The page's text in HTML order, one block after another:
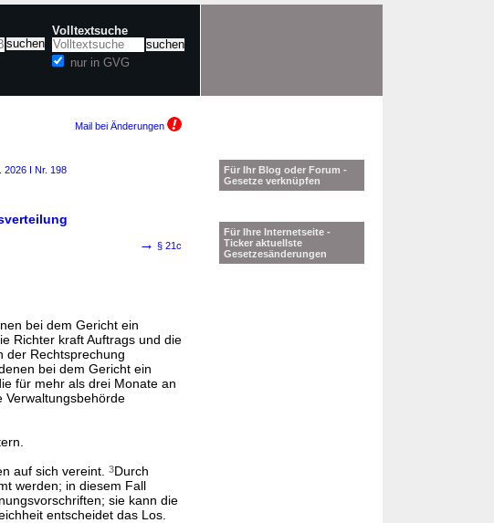
Volltextsuche
nur in GVG
Mail bei Änderungen
2026 I Nr. 198
→ § 21c
bei dem Gericht ein
Richter kraft Auftrags und die
der Rechtsprechung
bei dem Gericht ein
für mehr als drei Monate an
Verwaltungsbehörde
auf sich vereint. 3Durch
werden; in diesem Fall
sie kann die
entscheidet das Los.
Für Ihr Blog oder Forum -
Gesetze verknüpfen
Für Ihre Internetseite -
Ticker aktuellste
Gesetzesänderungen